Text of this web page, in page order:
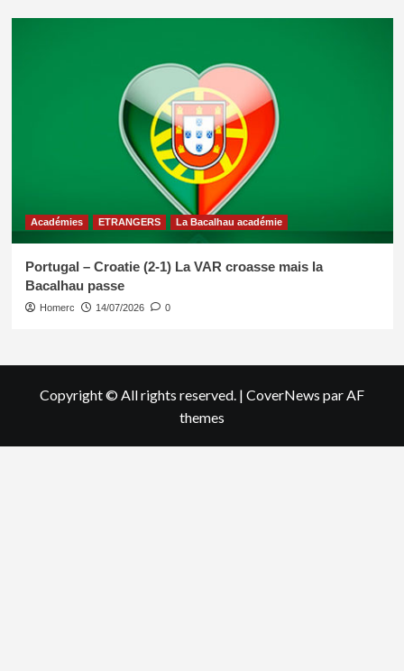
Académies ETRANGERS La Bacalhau académie
Portugal – Croatie (2-1) La VAR croasse mais la
Bacalhau passe
Homerc 14/07/2026 0
Copyright © All rights reserved. | CoverNews par AF
themes